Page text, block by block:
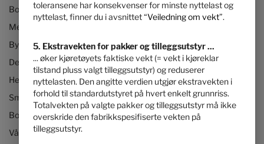
Bobiler
Mercedes-bobiler
Bybobiler
Delintegrerte bobiler
Helintegrerte bobiler
Små bobiler
Bobiler opptil 3,5 tonn
Våre teknologier
toleransene har konsekvenser for minste nyttelast og
nyttelast, finner du i avsnittet “Veiledning om vekt”.
5. Ekstravekten for pakker og tilleggsutstyr ...
... øker kjøretøyets faktiske vekt (= vekt i kjøreklar
tilstand pluss valgt tilleggsutstyr) og reduserer
nyttelasten. Den angitte verdien utgjør ekstravekten i
forhold til standardutstyret på hvert enkelt grunnriss.
Totalvekten på valgte pakker og tilleggsutstyr må ikke
overskride den fabrikkspesifiserte vekten på
tilleggsutstyr.